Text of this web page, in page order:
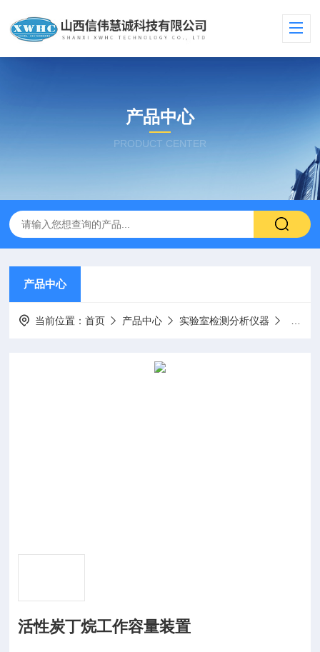
产品中心
PRODUCT CENTER
产品中心
当前位置：首页 产品中心 实验室检测分析仪器
活性炭丁烷工作容量装置